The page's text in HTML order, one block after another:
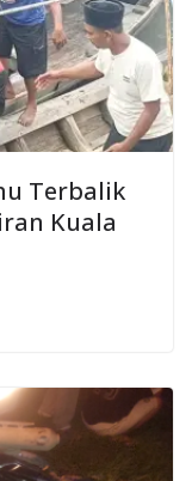
Terbalik
Kuala